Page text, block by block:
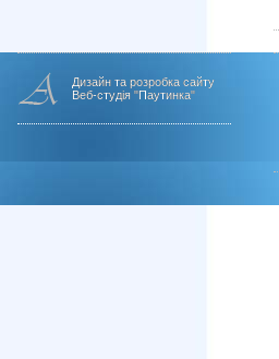
Дизайн та розробка сайту
Веб-студія "Паутинка"